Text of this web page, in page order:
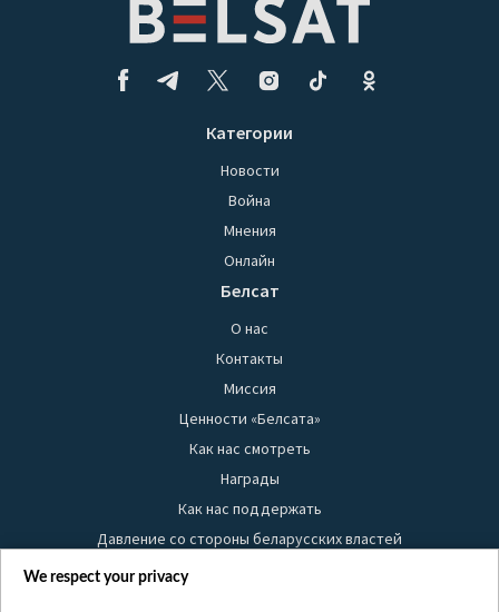
Категории
Новости
Война
Мнения
Онлайн
Белсат
О нас
Контакты
Миссия
Ценности «Белсата»
Как нас смотреть
Награды
Как нас поддержать
Давление со стороны беларусских властей
Правила использования материалов
We respect your privacy